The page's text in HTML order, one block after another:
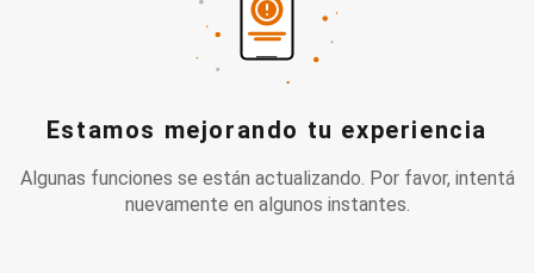
Estamos mejorando tu experiencia
Algunas funciones se están actualizando. Por favor, intentá
nuevamente en algunos instantes.